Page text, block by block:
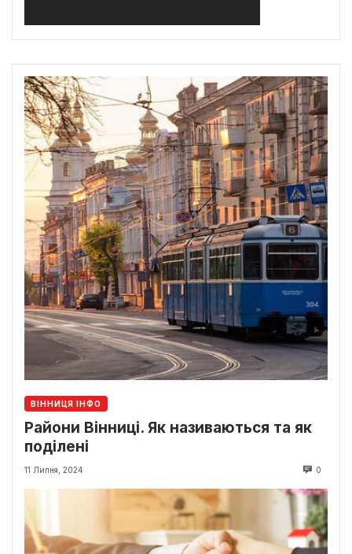
ВІННИЦЯ ІНФО
Райони Вінниці. Як називаються та як
поділені
11 Липня, 2024 0